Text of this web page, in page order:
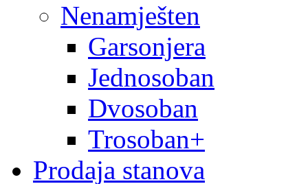
Nenamješten
Garsonjera
Jednosoban
Dvosoban
Trosoban+
Prodaja stanova